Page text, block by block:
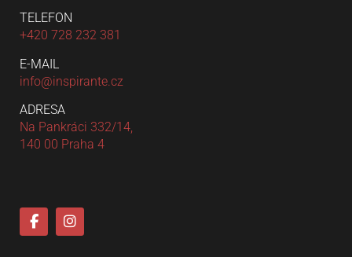
TELEFON
+420 728 232 381
E-MAIL
info@inspirante.cz
ADRESA
Na Pankráci 332/14,
140 00 Praha 4